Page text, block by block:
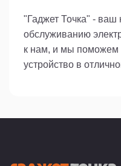
"Гаджет Точка" -
обслуживанию
к нам, и мы поможем
устройство в